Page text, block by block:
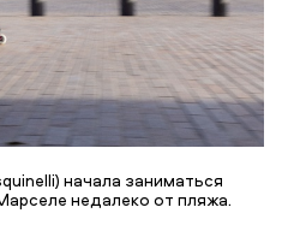
начала заниматься
недалеко от пляжа.